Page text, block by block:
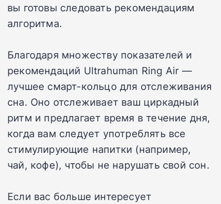
вы готовы следовать рекомендациям
алгоритма.
Благодаря множеству показателей и
рекомендаций Ultrahuman Ring Air —
лучшее смарт-кольцо для отслеживания
сна. Оно отслеживает ваш циркадный
ритм и предлагает время в течение дня,
когда вам следует употреблять все
стимулирующие напитки (например,
чай, кофе), чтобы не нарушать свой сон.
Если вас больше интересует